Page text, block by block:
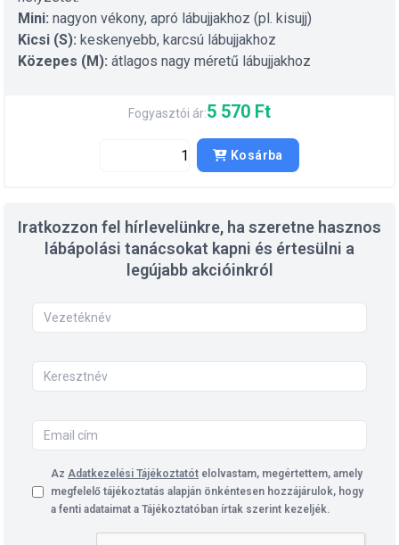
Mini: nagyon vékony, apró lábujjakhoz (pl. kisujj)
Kicsi (S): keskenyebb, karcsú lábujjakhoz
Közepes (M): átlagos nagy méretű lábujjakhoz
Fogyasztói ár:5 570 Ft
Kosárba
Iratkozzon fel hírlevelünkre, ha szeretne hasznos
lábápolási tanácsokat kapni és értesülni a
legújabb akcióinkról
Az Adatkezelési Tájékoztatót elolvastam, megértettem, amely
megfelelő tájékoztatás alapján önkéntesen hozzájárulok, hogy
a fenti adataimat a Tájékoztatóban írtak szerint kezeljék.